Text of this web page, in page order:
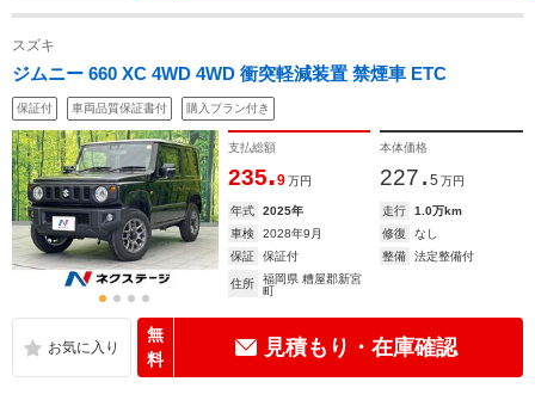
スズキ
ジムニー 660 XC 4WD 4WD 衝突軽減装置 禁煙車 ETC
保証付 車両品質保証書付 購入プラン付き
支払総額
235.9 万円
本体価格
227. 5 万円
年式 2025年 走行
1.0万km
車検
2028年9月 修復
なし
保証
保証付 整備 法定整備付
住所
福岡県 糟屋郡新宮
町
無
料
見積もり・在庫確認